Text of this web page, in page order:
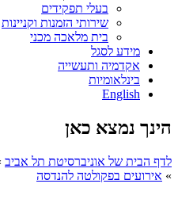
בעלי תפקידים
שירותי הזמנות וקניינות
בית מלאכה מכני
מידע לסגל
אקדמיה ותעשייה
בינלאומיות
English
הינך נמצא כאן
לדף הבית של אוניברסיטת תל אביב
» אירועים בפקולטה להנדסה